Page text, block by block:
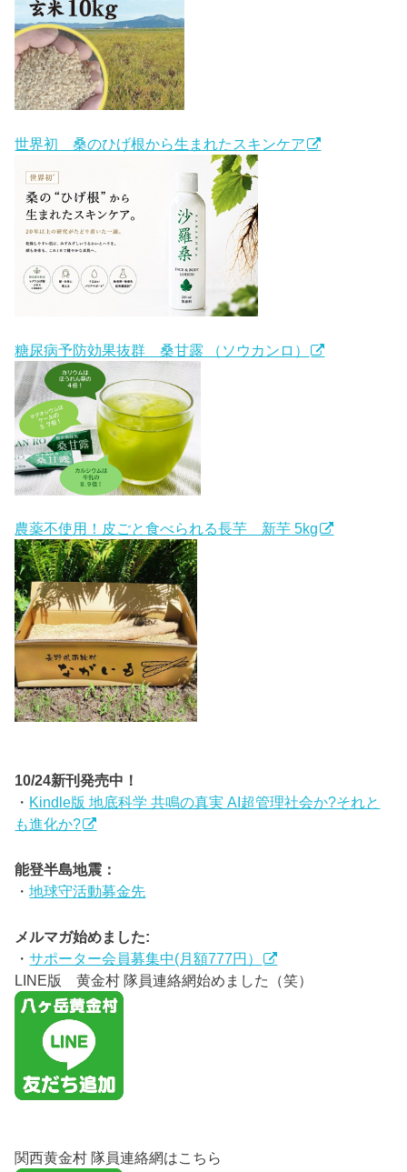
世界初 桑のひげ根から生まれたスキンケア
糖尿病予防効果抜群 桑甘露 （ソウカンロ）
農薬不使用！皮ごと食べられる長芋 新芋 5kg
10/24新刊発売中！
・ Kindle版 地底科学 共鳴の真実 AI超管理社会か?それと
も進化か?
能登半島地震：
・地球守活動募金先
メルマガ始めました:
・サポーター会員募集中(月額777円）
LINE版 黄金村 隊員連絡網始めました（笑）
関西黄金村 隊員連絡網はこちら